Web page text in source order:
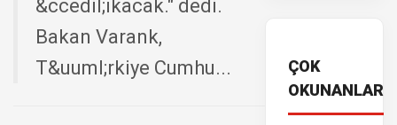
&ccedil;ıkacak." dedi.
Bakan Varank,
T&uuml;rkiye Cumhu...
ÇOK
OKUNANLAR